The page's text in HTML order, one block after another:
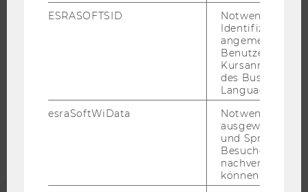
STUDIERENDE
PRESSE
ESRASOFTSID
Notwendig zur
Identifizierung
angemeldeten
Benutzers im
des Business
Language
esraSoftWiData
Notwendig um
ausgewählte
und
Besuchers
nachverfolgen
können.